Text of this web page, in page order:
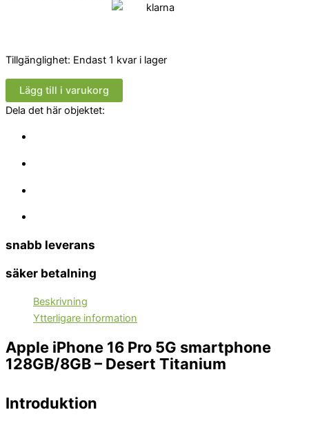
Tillgänglighet: Endast 1 kvar i lager
Lägg till i varukorg
Dela det här objektet:
snabb leverans
säker betalning
Beskrivning
Ytterligare information
Apple iPhone 16 Pro 5G smartphone
128GB/8GB – Desert Titanium
Introduktion